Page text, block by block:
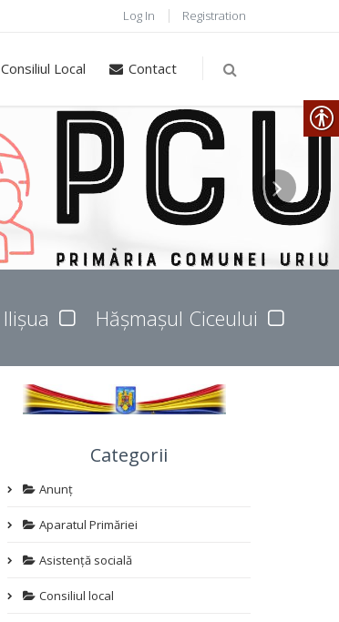
Log In Registration
Consiliul Local Contact
Ilișua Hășmașul Ciceului
Categorii
Anunț
Aparatul Primăriei
Asistență socială
Consiliul local